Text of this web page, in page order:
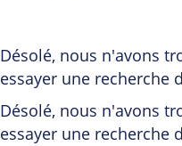
Désolé, nous n'avons
essayer une recherche
Désolé, nous n'avons
essayer une recherche